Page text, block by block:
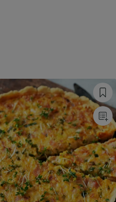
FISKGRATÄNGER
PASTAGRATÄNGER
SKINKSÅS
FALUKORVSGRATÄNG
KYCKLINGGRATÄNGER
GRATÄNGER